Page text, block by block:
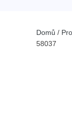
Domů /
58037